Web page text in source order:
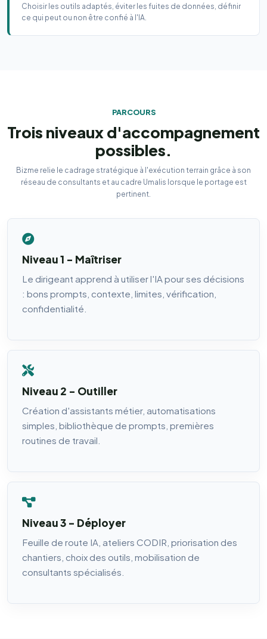
Choisir les outils adaptés, éviter les fuites de données, définir
ce qui peut ou non être confié à l'IA.
PARCOURS
Trois niveaux d'accompagnement
possibles.
Bizme relie le cadrage stratégique à l'exécution terrain grâce à son
réseau de consultants et au cadre Umalis lorsque le portage est
pertinent.
Niveau 1 - Maîtriser
Le dirigeant apprend à utiliser l'IA pour ses décisions
: bons prompts, contexte, limites, vérification,
confidentialité.
Niveau 2 - Outiller
Création d'assistants métier, automatisations
simples, bibliothèque de prompts, premières
routines de travail.
Niveau 3 - Déployer
Feuille de route IA, ateliers CODIR, priorisation des
chantiers, choix des outils, mobilisation de
consultants spécialisés.